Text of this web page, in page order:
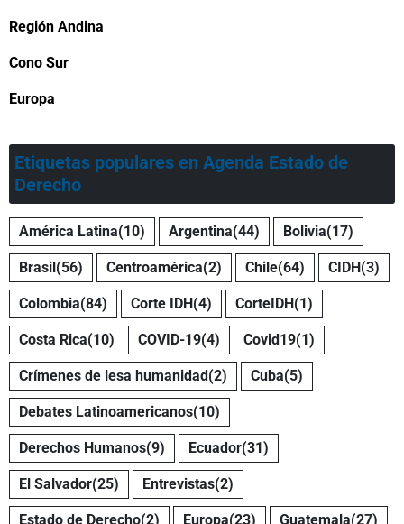
Región Andina
Cono Sur
Europa
Etiquetas populares en Agenda Estado de
Derecho
América Latina(10) Argentina(44) Bolivia(17)
Brasil(56) Centroamérica(2) Chile(64) CIDH(3)
Colombia(84) Corte IDH(4) CorteIDH(1)
Costa Rica(10) COVID-19(4) Covid19(1)
Crímenes de lesa humanidad(2) Cuba(5)
Debates Latinoamericanos(10)
Derechos Humanos(9) Ecuador(31)
El Salvador(25) Entrevistas(2)
Estado de Derecho(2) Europa(23) Guatemala(27)